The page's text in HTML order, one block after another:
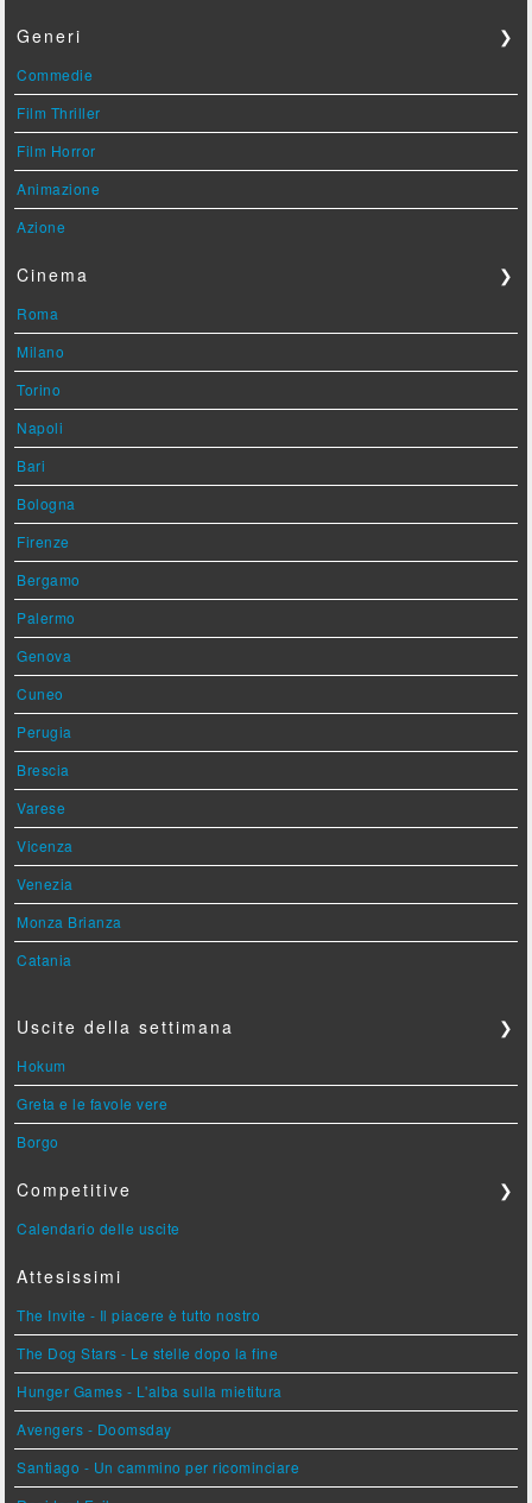
Generi ❯
Commedie
Film Thriller
Film Horror
Animazione
Azione
Cinema ❯
Roma
Milano
Torino
Napoli
Bari
Bologna
Firenze
Bergamo
Palermo
Genova
Cuneo
Perugia
Brescia
Varese
Vicenza
Venezia
Monza Brianza
Catania
Uscite della settimana ❯
Hokum
Greta e le favole vere
Borgo
Competitive ❯
Calendario delle uscite
Attesissimi
The Invite - Il piacere è tutto nostro
The Dog Stars - Le stelle dopo la fine
Hunger Games - L'alba sulla mietitura
Avengers - Doomsday
Santiago - Un cammino per ricominciare